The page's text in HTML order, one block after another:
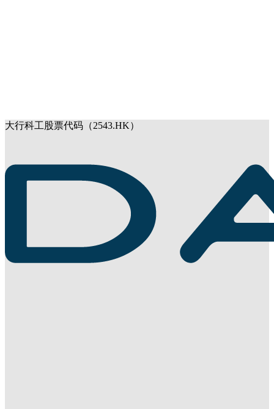
大行科工股票代码（2543.HK）